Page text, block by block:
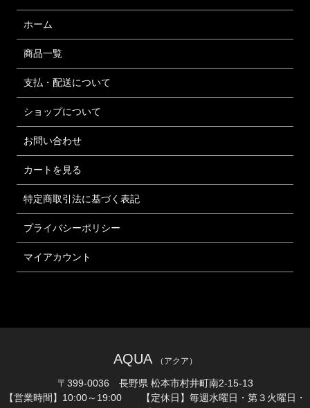
ホーム
商品一覧
支払・配送について
ショップについて
お問い合わせ
カートを見る
特定商取引法に基づく表記
プライバシーポリシー
マイアカウント
AQUA （アクア）
〒399-0036 長野県 松本市村井町南2-15-13
【営業時間】10:00～19:00 【定休日】毎週水曜日・第３火曜日・